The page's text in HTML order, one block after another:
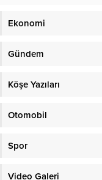
Ekonomi
Gündem
Köşe Yazıları
Otomobil
Spor
Video Galeri